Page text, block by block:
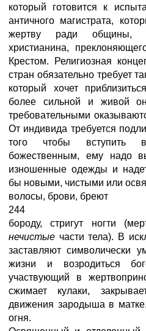
который готовится к
античного магистрата,
жертву ради общины,
христианина,
Крестом. Религиозная
стран обязательно требует
который хочет
более сильной и живой
требовательными
От индивида требуется
того чтобы вступить
божественным, ему надо
изношенные одежды и
бы новыми, чистыми или
волосы, брови, бреют
244
бороду, стригут ногти
нечистые части тела). В
заставляют символически
жизни и возродиться
участвующий в
сжимает кулаки,
движения зародыша в
огня.